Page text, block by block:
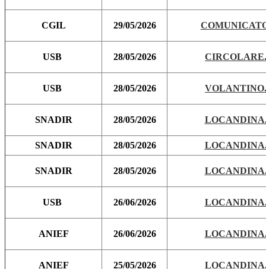
CGIL 29/05/2026
USB 28/05/2026
USB 28/05/2026
SNADIR 28/05/2026
SNADIR 28/05/2026
SNADIR 28/05/2026
USB 26/06/2026
ANIEF 26/06/2026
ANIEF 25/05/2026